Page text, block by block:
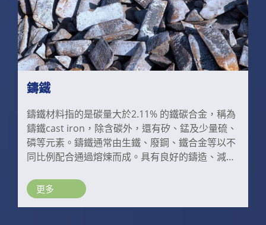
鑄鐵
鑄鐵材料指的是碳量大於2.11% 的鐵碳合金，稱為
鑄鐵cast iron，除含碳外，還有矽、錳及少量硫、
磷等元素。鑄鐵通常由生鐵、廢鋼、鐵合金等以不
同比例配合通過熔煉而成。具有良好的鑄造、減
金屬材料，鑄鐵生產設備和工藝相對簡單且價格
低，因此廣泛應用於機械製造、石油、化工、冶
更多